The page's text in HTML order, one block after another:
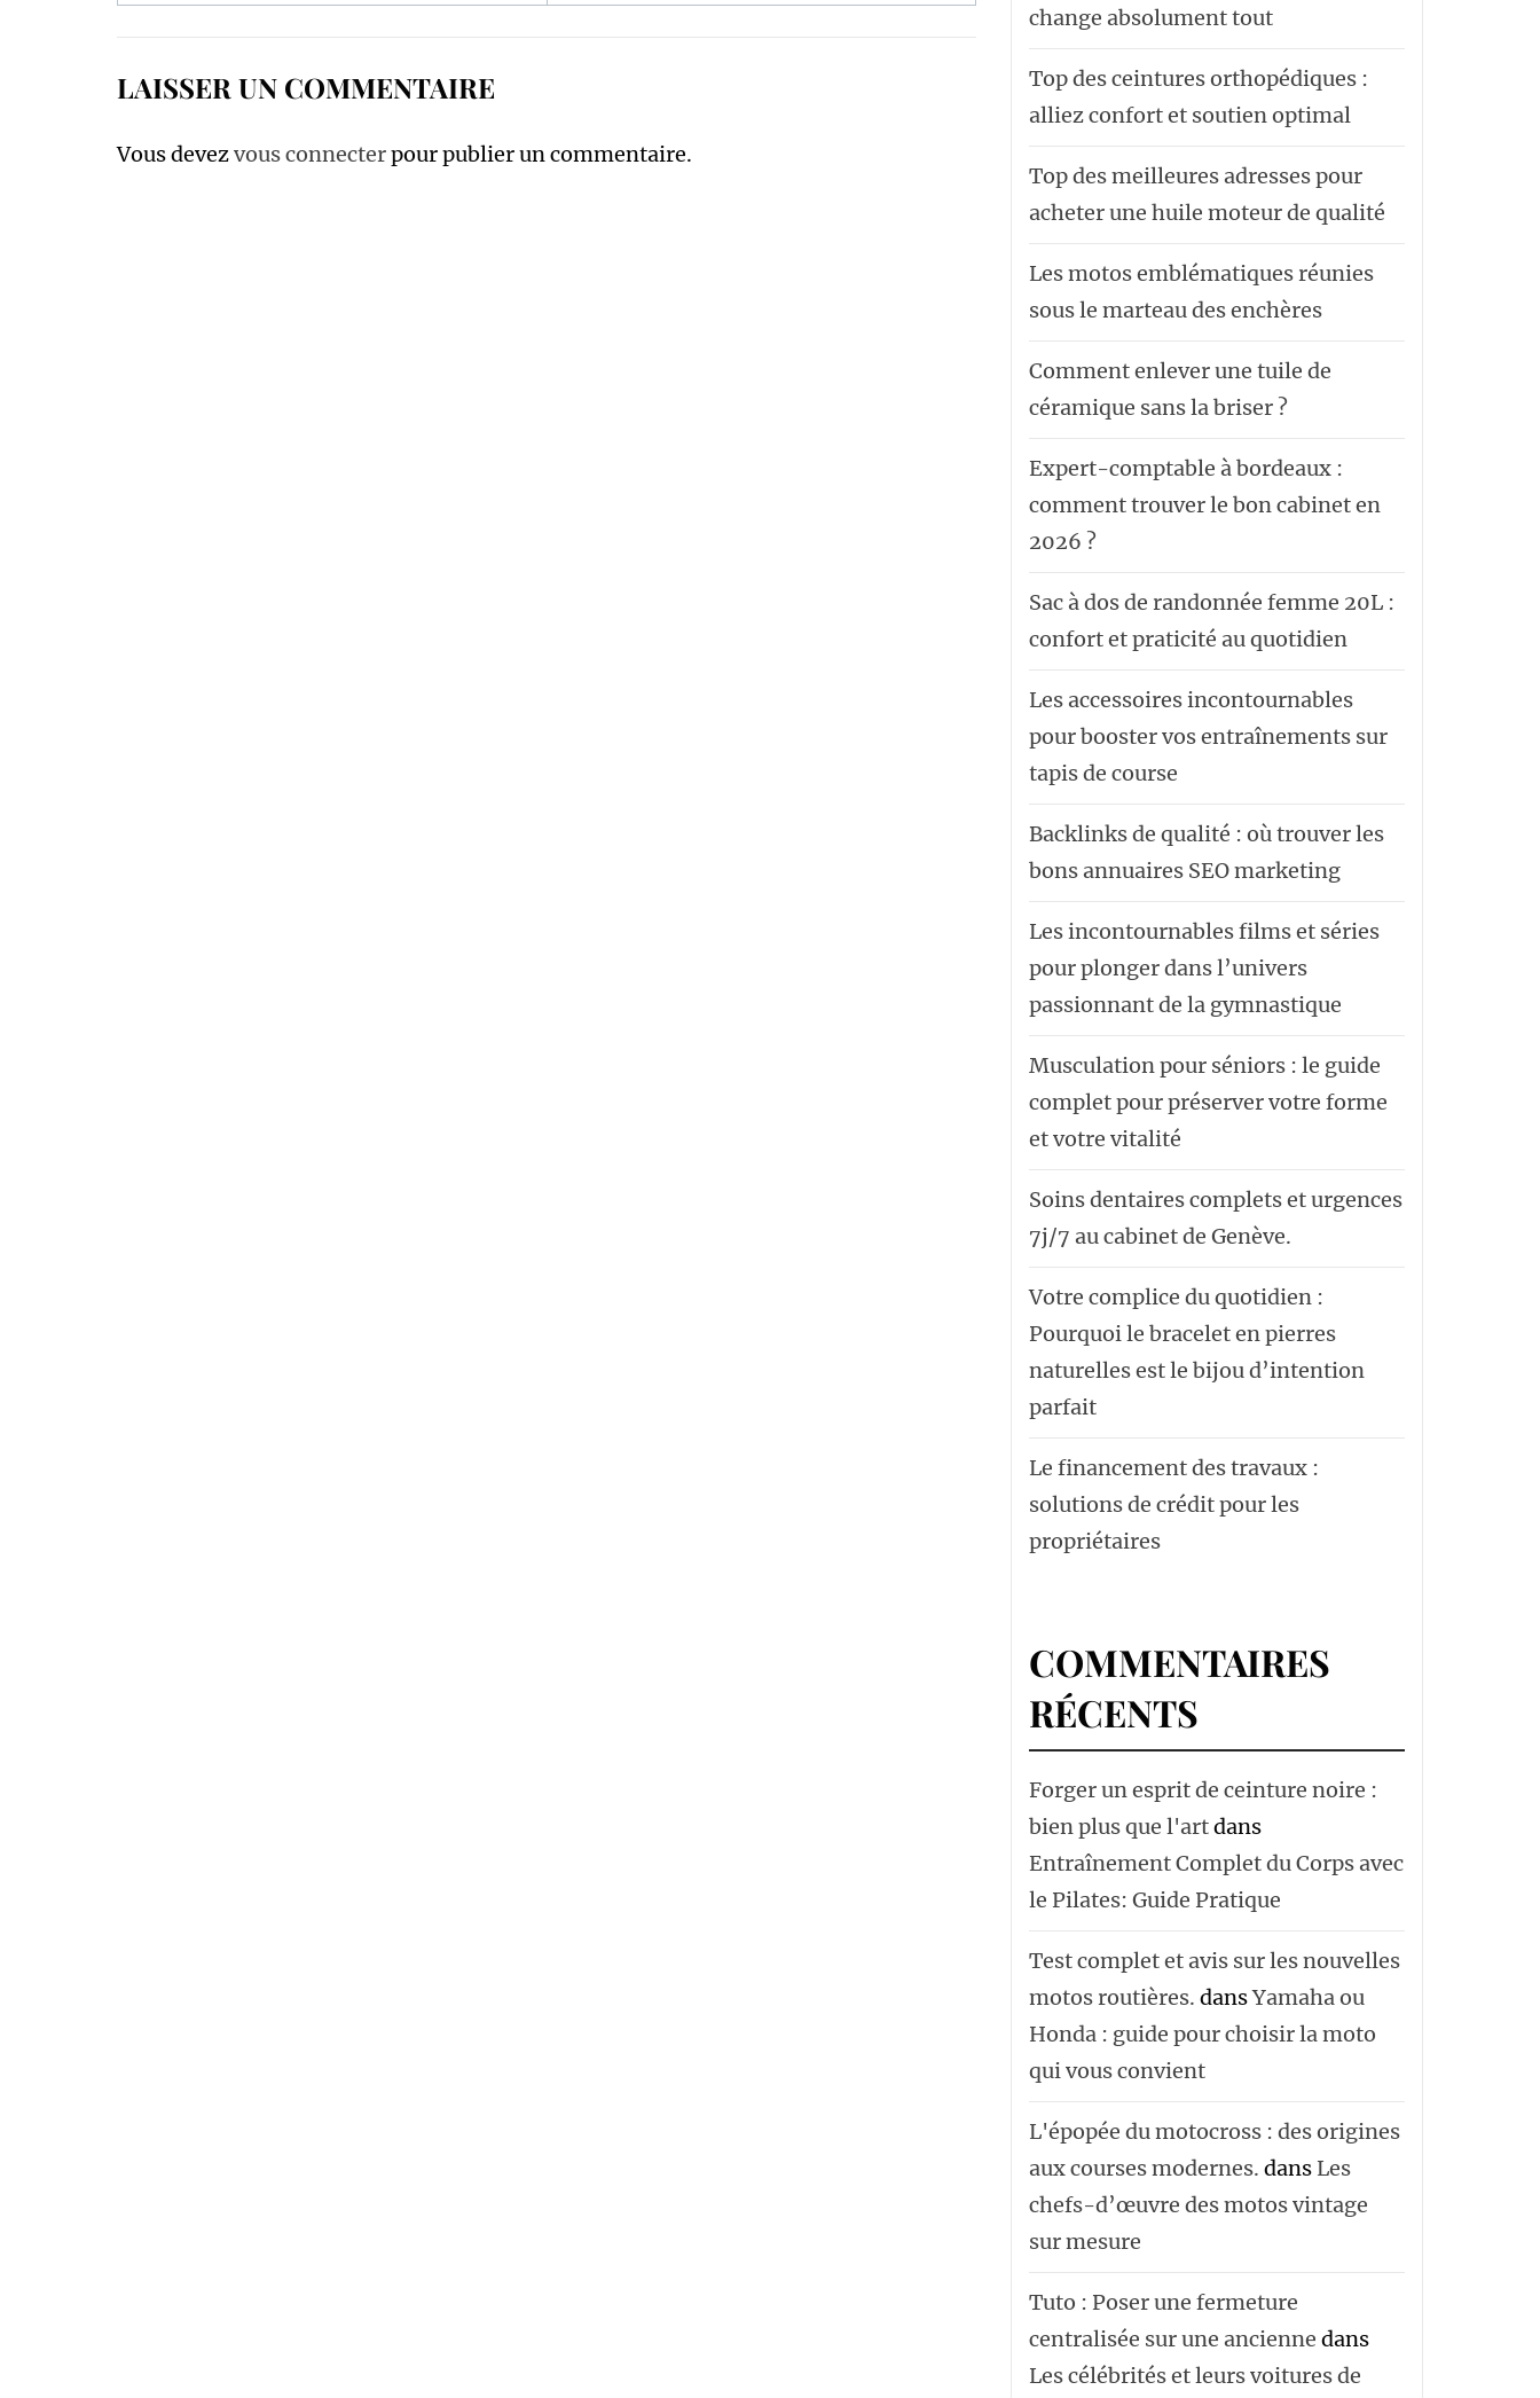
LAISSER UN COMMENTAIRE
Vous devezvous connecterpour publier un commentaire.
change absolument tout
Top des ceintures orthopédiques :
alliez confort et soutien optimal
Top des meilleures adresses pour
acheter une huile moteur de qualité
Les motos emblématiques réunies
sous le marteau des enchères
Comment enlever une tuile de
céramique sans la briser ?
Expert-comptable à bordeaux :
comment trouver le bon cabinet en
2026 ?
Sac à dos de randonnée femme 20L :
confort et praticité au quotidien
Les accessoires incontournables
pour booster vos entraînements sur
tapis de course
Backlinks de qualité : où trouver les
bons annuaires SEO marketing
Les incontournables films et séries
pour plonger dans l’univers
passionnant de la gymnastique
Musculation pour séniors : le guide
complet pour préserver votre forme
et votre vitalité
Soins dentaires complets et urgences
7j/7 au cabinet de Genève.
Votre complice du quotidien :
Pourquoi le bracelet en pierres
naturelles est le bijou d’intention
parfait
Le financement des travaux :
solutions de crédit pour les
propriétaires
COMMENTAIRES
RÉCENTS
Forger un esprit de ceinture noire :
bien plus que l'artdans
Entraînement Complet du Corps avec
le Pilates: Guide Pratique
Test complet et avis sur les nouvelles
motos routières. dansYamaha ou
Honda : guide pour choisir la moto
qui vous convient
L'épopée du motocross : des origines
aux courses modernes. dans Les
chefs-d’œuvre des motos vintage
sur mesure
Tuto : Poser une fermeture
centralisée sur une ancienne dans
Les célébrités et leurs voitures de